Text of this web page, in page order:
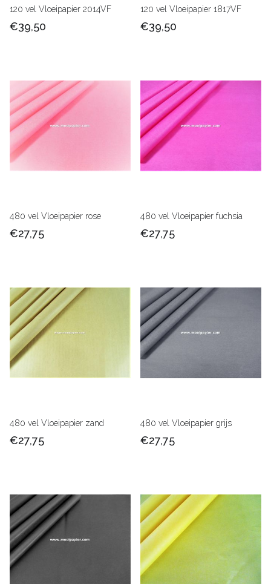
120 vel Vloeipapier 2014VF
€39,50
120 vel Vloeipapier 1817VF
€39,50
480 vel Vloeipapier rose
€27,75
480 vel Vloeipapier fuchsia
€27,75
480 vel Vloeipapier zand
€27,75
480 vel Vloeipapier grijs
€27,75